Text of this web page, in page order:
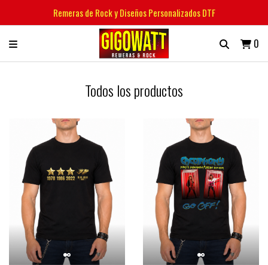
Remeras de Rock y Diseños Personalizados DTF
0
Todos los productos